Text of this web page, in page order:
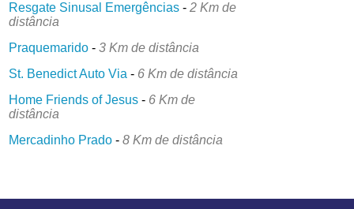
Resgate Sinusal Emergências -2 Km de
distância
Praquemarido -3 Km de distância
St. Benedict Auto Via - 6 Km de distância
Home Friends of Jesus - 6 Km de
distância
Mercadinho Prado -8 Km de distância